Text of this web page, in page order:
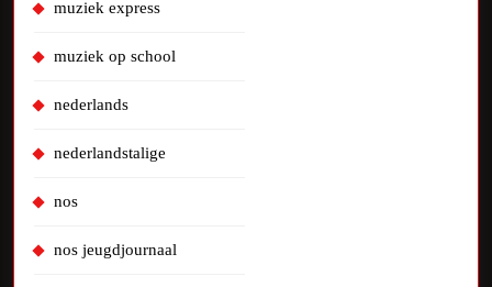
muziek express
muziek op school
nederlands
nederlandstalige
nos
nos jeugdjournaal